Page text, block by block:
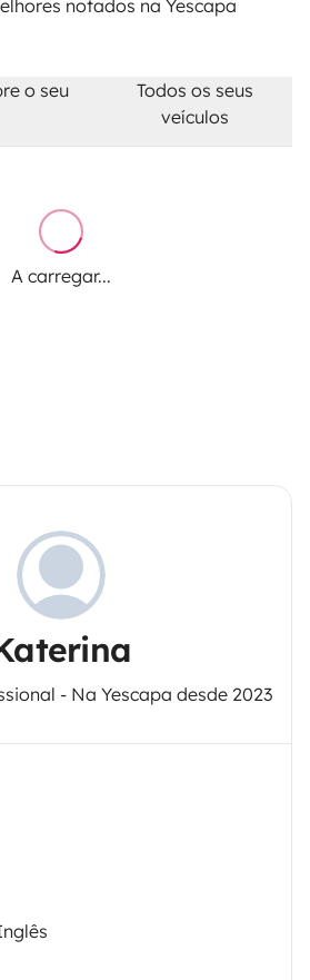
notados na Yescapa
o seu
Todos os seus
veículos
A carregar...
- Na Yescapa desde 2023